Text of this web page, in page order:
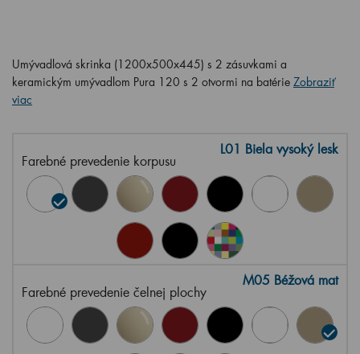
Umývadlová skrinka (1200x500x445) s 2 zásuvkami a
keramickým umývadlom Pura 120 s 2 otvormi na batérie Zobraziť
viac
Farebné prevedenie korpusu
L01 Biela vysoký lesk
Farebné prevedenie čelnej plochy
M05 Béžová mat